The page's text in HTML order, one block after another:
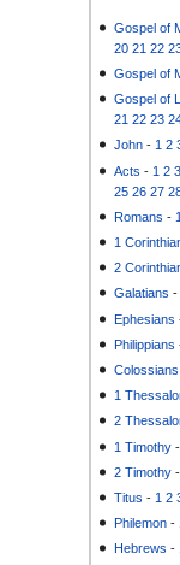
Gospel of
20 21 22
Gospel of
Gospel of
21 22 23
John - 1 2
Acts - 1 2
25 26 27
Romans -
1
2
Galatians
Ephesians
Philippians
Colossians
1
2
1 Timothy
2 Timothy
Titus - 1 2
Philemon -
Hebrews -